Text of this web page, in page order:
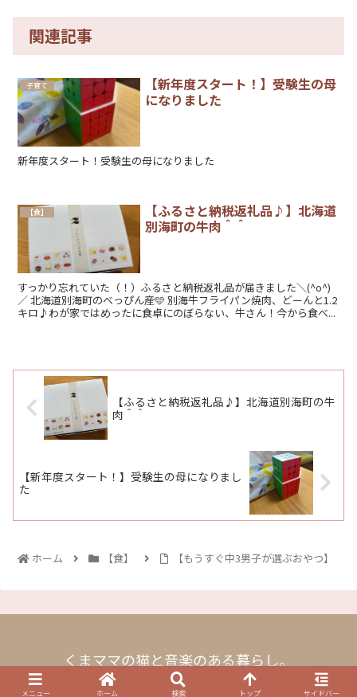
関連記事
子育て
【新年度スタート！】受験生の母
になりました
新年度スタート！受験生の母になりました
【食】
【ふるさと納税返礼品♪】北海道
別海町の牛肉＾＾
すっかり忘れていた（！）ふるさと納税返礼品が届きました＼(^o^)
／ 北海道別海町のべっぴん産🩵 別海牛フライパン焼肉、どーんと1.2
キロ♪わが家ではめったに食卓にのぼらない、牛さん！今から食べ...
【ふるさと納税返礼品♪】北海道別海町の牛
肉＾＾
【新年度スタート！】受験生の母になりまし
た
ホーム 【食】 【もうすぐ中3男子が選ぶおやつ】
くまママの猫と音楽のある暮らし。
© 2021 くまママの猫と音楽のある暮らし。.
メニュー ホーム 検索 トップ サイドバー